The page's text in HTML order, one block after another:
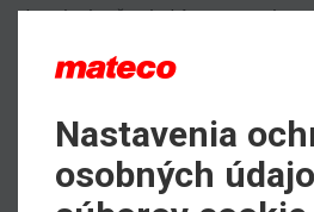
ktoré sú určené skôr pre rovné
mnoho ďalších.
manipulácie s materiálom. Pre
vysokozdvižných vozíkov je treba
prejsť špeciálnym školením.
Nastavenia
osobných